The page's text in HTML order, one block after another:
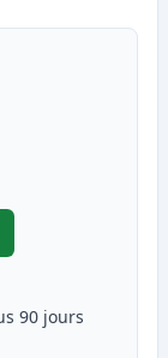
581XXL
90 jours